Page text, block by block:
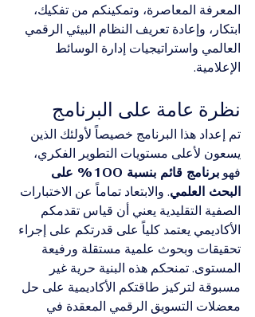
المعرفة المعاصرة، وتمكينكم من تفكيك،
ابتكار، وإعادة تعريف النظام البيئي الرقمي
العالمي واستراتيجيات إدارة الوسائط
الإعلامية.
نظرة عامة على البرنامج
تم إعداد هذا البرنامج خصيصاً لأولئك الذين
يسعون لأعلى مستويات التطوير الفكري،
فهو
برنامج قائم بنسبة 100% على
البحث العلمي. والابتعاد تماماً عن الاختبارات
الصفية التقليدية يعني أن قياس تقدمكم
الأكاديمي يعتمد كلياً على قدرتكم على إجراء
تحقيقات وبحوث علمية مستقلة ورفيعة
المستوى. تمنحكم هذه البنية حرية غير
مسبوقة لتركيز طاقتكم الأكاديمية على حل
معضلات التسويق الرقمي المعقدة في